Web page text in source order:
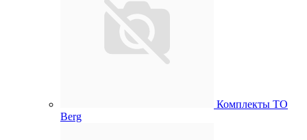
Комплекты ТО
Berg